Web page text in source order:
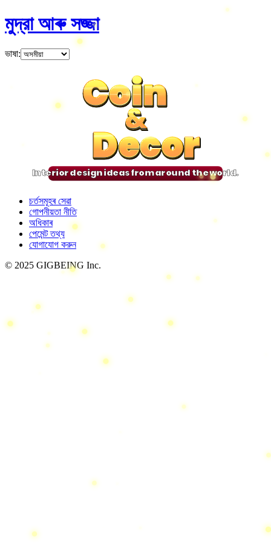
মুদ্রা আৰু সজ্জা
ভাষা:
Coin
&
Decor
Coin
&
Decor
Coin
&
Decor
Coin
&
Decor
Interior design ideas from around the world.
চৰ্তসমূহৰ সেৱা
গোপনীয়তা নীতি
অধিকাৰ
পেমেন্ট তথ্য
যোগাযোগ করুন
© 2025 GIGBEING Inc.